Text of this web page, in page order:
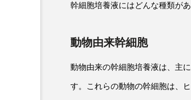
幹細胞培養液にはどんな種類が
動物由来幹細胞
動物由来の幹細胞培養液は、主
す。これらの動物の幹細胞は、